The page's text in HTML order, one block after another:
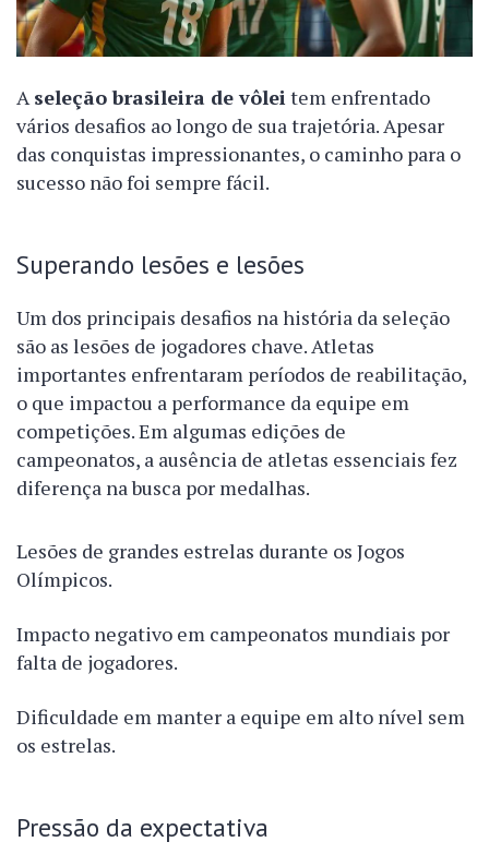
Aseleção brasileira de vôleitem enfrentado
vários desafios ao longo de sua trajetória. Apesar
das conquistas impressionantes, o caminho para o
sucesso não foi sempre fácil.
Superando lesões e lesões
Um dos principais desafios na história da seleção
são as lesões de jogadores chave. Atletas
importantes enfrentaram períodos de reabilitação,
o que impactou a performance da equipe em
competições. Em algumas edições de
campeonatos, a ausência de atletas essenciais fez
diferença na busca por medalhas.
Lesões de grandes estrelas durante os Jogos
Olímpicos.
Impacto negativo em campeonatos mundiais por
falta de jogadores.
Dificuldade em manter a equipe em alto nível sem
os estrelas.
Pressão da expectativa